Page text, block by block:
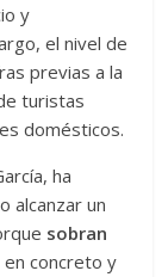
y
el nivel de
previas a la
turistas
domésticos.
ha
alcanzar un
sobran
en concreto y